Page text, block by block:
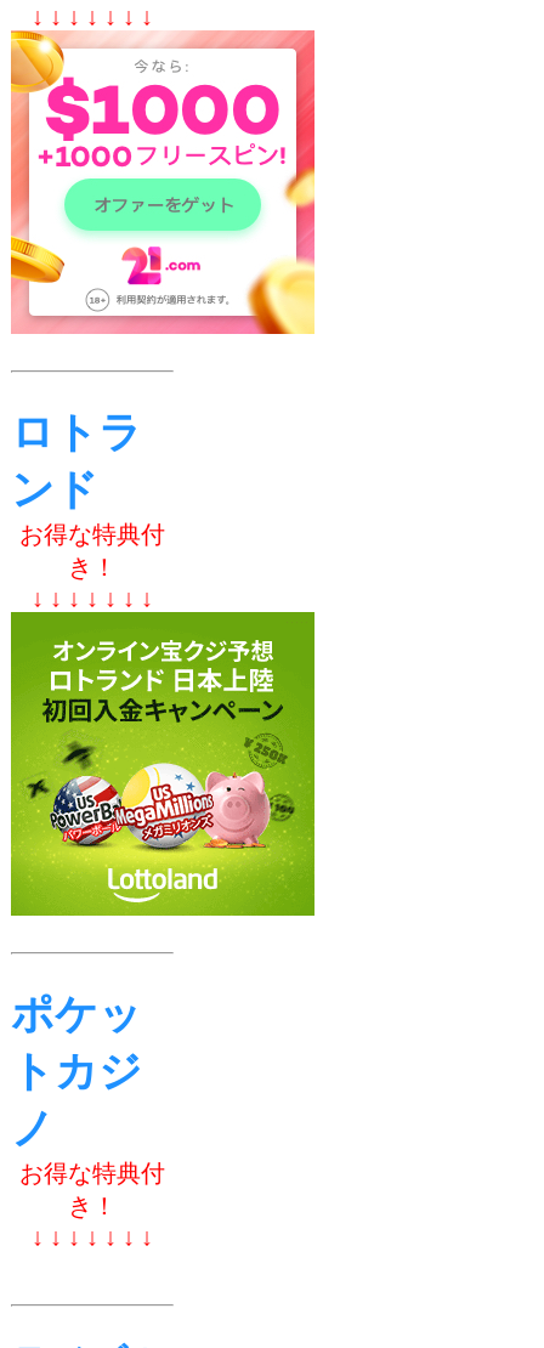
↓ ↓ ↓ ↓ ↓ ↓ ↓
ロトラ
ンド
お得な特典付
き！
↓ ↓ ↓ ↓ ↓ ↓ ↓
ポケッ
トカジ
ノ
お得な特典付
き！
↓ ↓ ↓ ↓ ↓ ↓ ↓